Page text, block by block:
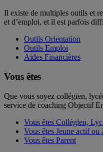
Il existe de multiples outils et
et d’emploi, et il est parfois
Outils Orientation
Outils Emploi
Aides Financières
Vous êtes
Que vous soyez collégien,
service de coaching Objectif
Vous êtes Collégien,
Vous êtes Jeune actif ou
Vous êtes Parent